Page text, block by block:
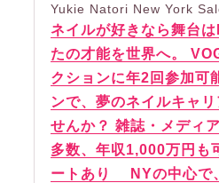
Yukie Natori New York
ネイルが好きなら舞台
たの才能を世界へ。
クションに年2回参加可
ンで、夢のネイルキャ
せんか？ 雑誌・メディ
多数、年収1,000万円も
ートあり NYの中心で